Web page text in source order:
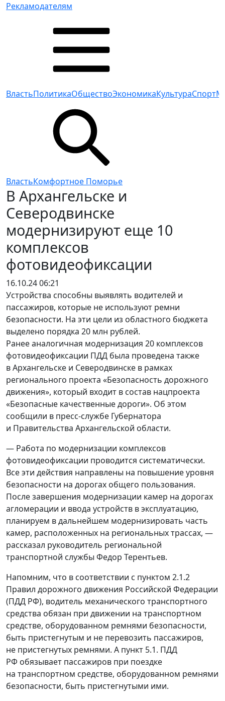
Рекламодателям
ВластьПолитикаОбществоЭкономикаКультураСпорт
ВластьКомфортное Поморье
В Архангельске и
Северодвинске
модернизируют еще 10
комплексов
фотовидеофиксации
16.10.24 06:21
Устройства способны выявлять водителей и
пассажиров, которые не используют ремни
безопасности. На эти цели из областного бюджета
выделено порядка 20 млн рублей.
Ранее аналогичная модернизация 20 комплексов
фотовидеофиксации ПДД была проведена также
в Архангельске и Северодвинске в рамках
регионального проекта «Безопасность дорожного
движения», который входит в состав нацпроекта
«Безопасные качественные дороги». Об этом
сообщили в пресс-службе Губернатора
и Правительства Архангельской области.
— Работа по модернизации комплексов
фотовидеофиксации проводится систематически.
Все эти действия направлены на повышение уровня
безопасности на дорогах общего пользования.
После завершения модернизации камер на дорогах
агломерации и ввода устройств в эксплуатацию,
планируем в дальнейшем модернизировать часть
камер, расположенных на региональных трассах, —
рассказал руководитель региональной
транспортной службы Федор Терентьев.
Напомним, что в соответствии с пунктом 2.1.2
Правил дорожного движения Российской Федерации
(ПДД РФ), водитель механического транспортного
средства обязан при движении на транспортном
средстве, оборудованном ремнями безопасности,
быть пристегнутым и не перевозить пассажиров,
не пристегнутых ремнями. А пункт 5.1. ПДД
РФ обязывает пассажиров при поездке
на транспортном средстве, оборудованном ремнями
безопасности, быть пристегнутыми ими.